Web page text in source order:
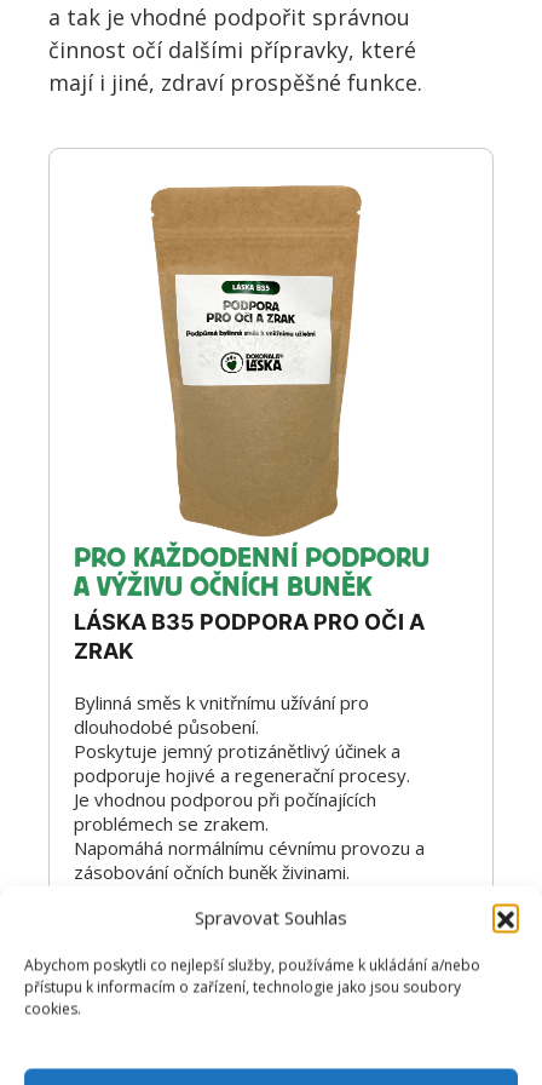
Spravovat Souhlas
Abychom poskytli co nejlepší služby, používáme k ukládání a/nebo
přístupu k informacím o zařízení, technologie jako jsou soubory
cookies.
a tak je vhodné podpořit správnou
činnost očí dalšími přípravky, které
mají i jiné, zdraví prospěšné funkce.
PRO KAŽDODENNÍ PODPORU
A VÝŽIVU OČNÍCH BUNĚK
LÁSKA B35 PODPORA PRO OČI A
ZRAK
Bylinná směs k vnitřnímu užívání pro
dlouhodobé působení.
Poskytuje jemný protizánětlivý účinek a
podporuje hojivé a regenerační procesy.
Je vhodnou podporou při počínajících
problémech se zrakem.
Napomáhá normálnímu cévnímu provozu a
zásobování očních buněk živinami.
Bylinnou směs jednoduše přidávejte ve
Případně ji můžete předtím trochu provlhčit.
497Kč